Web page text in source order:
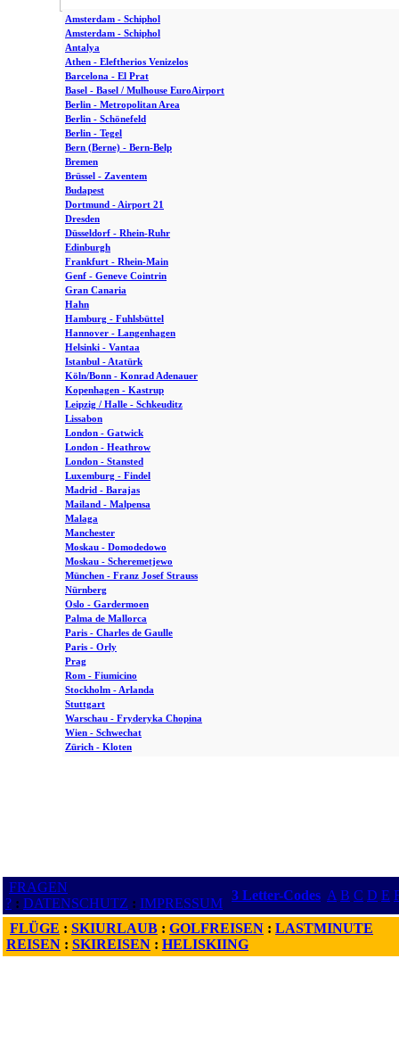
Amsterdam - Schiphol
Amsterdam - Schiphol
Antalya
Athen - Eleftherios Venizelos
Barcelona - El Prat
Basel - Basel / Mulhouse EuroAirport
Berlin - Metropolitan Area
Berlin - Schönefeld
Berlin - Tegel
Bern (Berne) - Bern-Belp
Bremen
Brüssel - Zaventem
Budapest
Dortmund - Airport 21
Dresden
Düsseldorf - Rhein-Ruhr
Edinburgh
Frankfurt - Rhein-Main
Genf - Geneve Cointrin
Gran Canaria
Hahn
Hamburg - Fuhlsbüttel
Hannover - Langenhagen
Helsinki - Vantaa
Istanbul - Atatürk
Köln/Bonn - Konrad Adenauer
Kopenhagen - Kastrup
Leipzig / Halle - Schkeuditz
Lissabon
London - Gatwick
London - Heathrow
London - Stansted
Luxemburg - Findel
Madrid - Barajas
Mailand - Malpensa
Malaga
Manchester
Moskau - Domodedowo
Moskau - Scheremetjewo
München - Franz Josef Strauss
Nürnberg
Oslo - Gardermoen
Palma de Mallorca
Paris - Charles de Gaulle
Paris - Orly
Prag
Rom - Fiumicino
Stockholm - Arlanda
Stuttgart
Warschau - Fryderyka Chopina
Wien - Schwechat
Zürich - Kloten
FRAGEN
? : DATENSCHUTZ : IMPRESSUM
3 Letter-Codes A B C D E
FLÜGE : SKIURLAUB : GOLFREISEN : LASTMINUTE
REISEN : SKIREISEN : HELISKIING